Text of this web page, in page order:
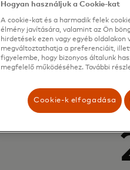
Hogyan használjuk a Cookie-kat
A cookie-kat és a harmadik felek
élmény javítására, valamint az Ön
hirdetések ezen vagy egyéb
megváltoztathatja a preferenciáit,
figyelembe, hogy bizonyos általunk
megfelelő működéséhez. További
Cookie-k elfogadása